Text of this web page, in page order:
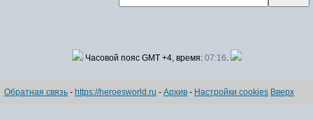
Часовой пояс GMT +4, время: 07:16.
Обратная связь - https://heroesworld.ru - Архив - Настройки cookies Вверх